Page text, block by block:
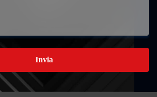
Invia